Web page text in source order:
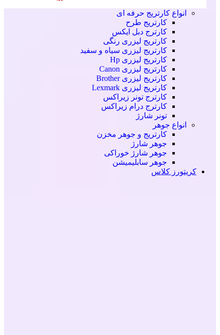
انواع کارتریج حرفه ای
کارتریج طرح
کارترج دبل ایکس
کارتریج لیزری رنگی
کارتریج لیزری سیاه و سفید
کارتریج لیزری Hp
کارتریج لیزری Canon
کارتریج لیزری Brother
کارتریج لیزری Lexmark
کارترج تونر زیراکس
کارترج درام زیراکس
تونر شارژ
انواع جوهر
کارتریج و جوهر مخزن
جوهر شارژ
جوهر شارژ خوراکی
جوهر سابلیمیشن
کریتورز کلاس